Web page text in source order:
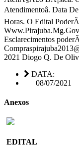
Atendimentoâ. Data
Horas. O Edital
Esclarecimentos
2021 Diogo Q. De
DATA:
08/07/2021
Anexos
EDITAL